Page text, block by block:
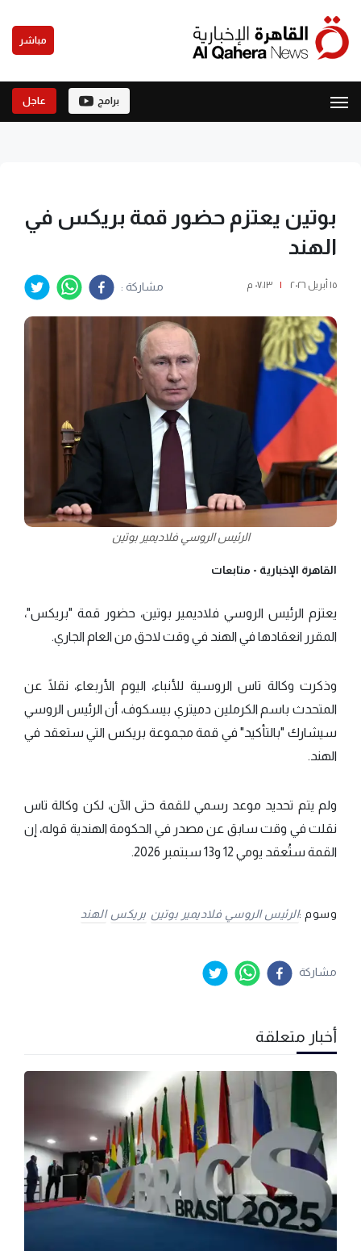
مباشر
برامج عاجل
بوتين يعتزم حضور قمة بريكس في
الهند
١٥ أبريل ٢٠٢٦ | ٠٧:١٣ م مشاركة :
الرئيس الروسي فلاديمير بوتين
القاهرة الإخبارية - متابعات
يعتزم الرئيس الروسي فلاديمير بوتين، حضور قمة "بريكس"،
المقرر انعقادها في الهند في وقت لاحق من العام الجاري.
وذكرت وكالة تاس الروسية للأنباء، اليوم الأربعاء، نقلًا عن
المتحدث باسم الكرملين دميتري بيسكوف، أن الرئيس الروسي
سيشارك "بالتأكيد" في قمة مجموعة بريكس التي ستعقد في
الهند.
ولم يتم تحديد موعد رسمي للقمة حتى الآن، لكن وكالة تاس
نقلت في وقت سابق عن مصدر في الحكومة الهندية قوله، إن
القمة ستُعقد يومي 12 و13 سبتمبر 2026.
وسوم :الرئيس الروسي فلاديمير بوتين بريكس الهند
مشاركة
أخبار متعلقة